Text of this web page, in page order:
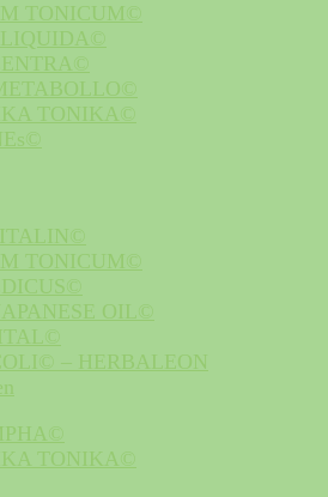
TONICUM©
TONIKA©
TONICUM©
OIL©
– HERBALEON
TONIKA©